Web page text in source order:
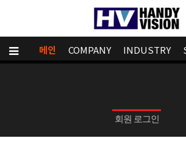
메인 COMPANY INDUSTRY
회원 로그인